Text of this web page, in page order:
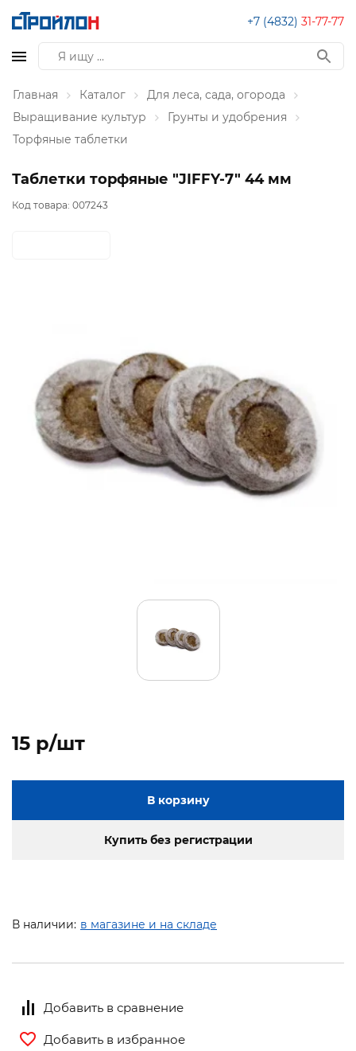
+7 (4832) 31-77-77
Главная Каталог
Для леса, сада, огорода
Выращивание культур
Грунты и удобрения
Торфяные таблетки
Таблетки торфяные "JIFFY-7" 44 мм
Код товара: 007243
15 p/шт
В корзину
Купить без регистрации
В наличии: в магазине и на складе
Добавить в сравнение
Добавить в избранное